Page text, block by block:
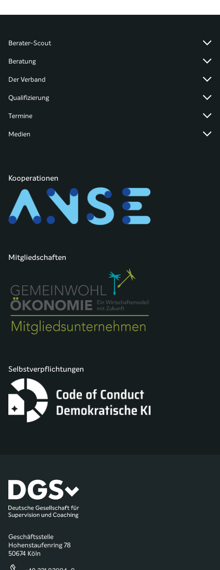
Berater-Scout
Beratung
Der Verband
Qualifizierung
Termine
Medien
Kooperationen
Mitgliedschaften
Selbstverpflichtungen
Geschäftsstelle
Hohenstaufenring 78
50674 Köln